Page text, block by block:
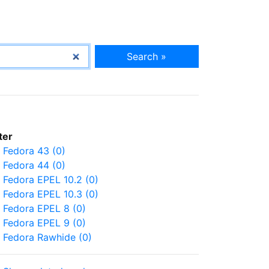
Search »
Fedora 43 (0)
Fedora 44 (0)
Fedora EPEL 10.2 (0)
Fedora EPEL 10.3 (0)
Fedora EPEL 8 (0)
Fedora EPEL 9 (0)
Fedora Rawhide (0)